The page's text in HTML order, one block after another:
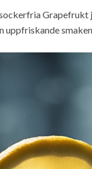
Grapefrukt
uppfriskande